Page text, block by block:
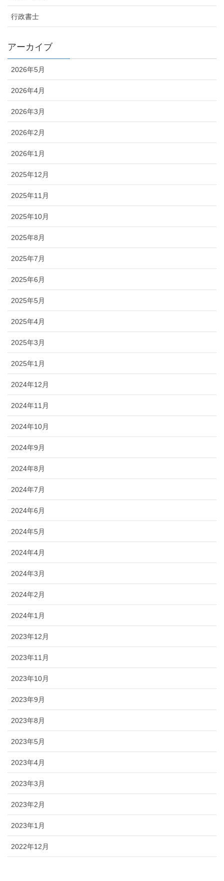
行政書士
アーカイブ
2026年5月
2026年4月
2026年3月
2026年2月
2026年1月
2025年12月
2025年11月
2025年10月
2025年8月
2025年7月
2025年6月
2025年5月
2025年4月
2025年3月
2025年1月
2024年12月
2024年11月
2024年10月
2024年9月
2024年8月
2024年7月
2024年6月
2024年5月
2024年4月
2024年3月
2024年2月
2024年1月
2023年12月
2023年11月
2023年10月
2023年9月
2023年8月
2023年5月
2023年4月
2023年3月
2023年2月
2023年1月
2022年12月